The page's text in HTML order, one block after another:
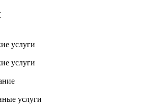
услуги
услуги
услуги